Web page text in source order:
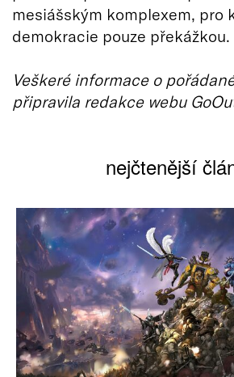
mesiášským komplexem, pro
demokracie pouze překážkou.
Veškeré informace o
připravila redakce webu
nejčtenější